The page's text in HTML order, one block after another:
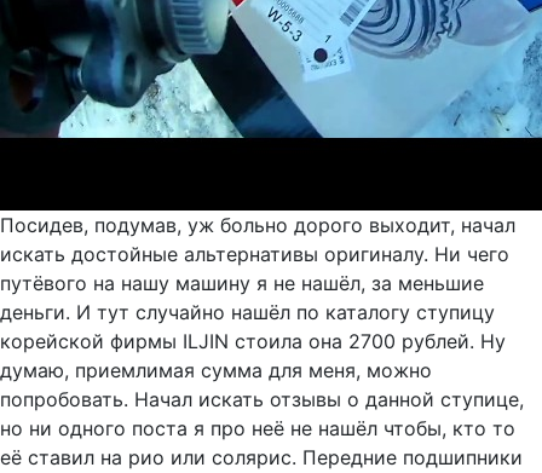
Посидев, подумав, уж больно дорого выходит, начал
искать достойные альтернативы оригиналу. Ни чего
путёвого на нашу машину я не нашёл, за меньшие
деньги. И тут случайно нашёл по каталогу ступицу
корейской фирмы ILJIN стоила она 2700 рублей. Ну
думаю, приемлимая сумма для меня, можно
попробовать. Начал искать отзывы о данной ступице,
но ни одного поста я про неё не нашёл чтобы, кто то
её ставил на рио или солярис. Передние подшипники